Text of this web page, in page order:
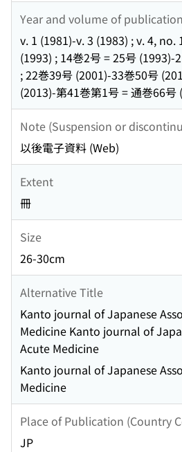
Year and volume of publication
v. 1 (1981)-v. 3 (1983) ; v. 4, no.
(1993) ; 14巻2号 = 25号 (1993)-
; 22巻39号 (2001)-33巻50号
(2013)-第41巻第1号 = 通巻66号
Note (Suspension or
以後電子資料 (Web)
Extent
冊
Size
26-30cm
Alternative Title
Kanto journal of Japanese
Medicine Kanto journal of
Acute Medicine
Kanto journal of Japanese
Medicine
Place of Publication (Country
JP